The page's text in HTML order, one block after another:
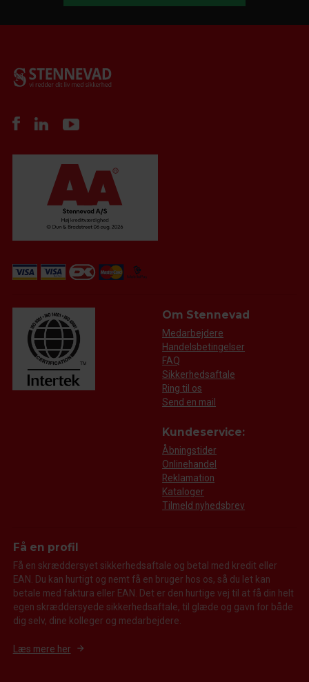
Om Stennevad
Medarbejdere
Handelsbetingelser
FAQ
Sikkerhedsaftale
Ring til os
Send en mail
Kundeservice:
Åbningstider
Onlinehandel
Reklamation
Kataloger
Tilmeld nyhedsbrev
Få en profil
Få en skræddersyet sikkerhedsaftale og betal med kredit eller
EAN. Du kan hurtigt og nemt få en bruger hos os, så du let kan
betale med faktura eller EAN. Det er den hurtige vej til at få din helt
egen skræddersyede sikkerhedsaftale, til glæde og gavn for både
dig selv, dine kolleger og medarbejdere.
Læs mere her